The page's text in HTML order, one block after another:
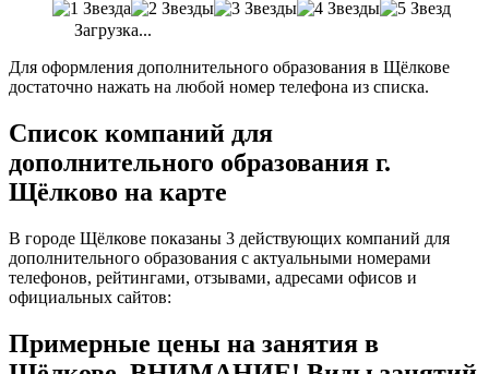
Загрузка...
Для оформления дополнительного образования в Щёлкове
достаточно нажать на любой номер телефона из списка.
Список компаний для
дополнительного образования г.
Щёлково на карте
В городе Щёлкове показаны 3 действующих компаний для
дополнительного образования с актуальными номерами
телефонов, рейтингами, отзывами, адресами офисов и
официальных сайтов:
Примерные цены на занятия в